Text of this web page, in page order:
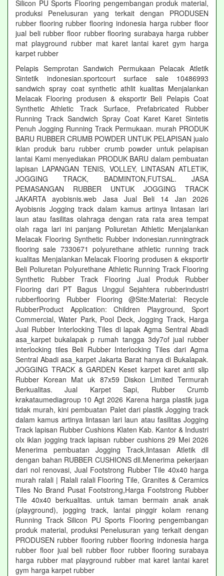
Silicon PU Sports Flooring pengembangan produk material,
produksi Penelusuran yang terkait dengan PRODUSEN
rubber flooring rubber flooring indonesia harga rubber floor
jual beli rubber floor rubber flooring surabaya harga rubber
mat playground rubber mat karet lantai karet gym harga
karpet rubber
Pelapis Semprotan Sandwich Permukaan Pelacak Atletik
Sintetik indonesian.sportcourt surface sale 10486993
sandwich spray coat synthetic athlit kualitas Menjalankan
Melacak Flooring produsen & eksportir Beli Pelapis Coat
Synthetic Athletic Track Surface, Prefabricated Rubber
Running Track Sandwich Spray Coat Karet Karet Sintetis
Penuh Jogging Running Track Permukaan. murah PRODUK
BARU RUBBER CRUMB POWDER UNTUK PELAPISAN jualo
iklan produk baru rubber crumb powder untuk pelapisan
lantai Kami menyediakan PRODUK BARU dalam pembuatan
lapisan LAPANGAN TENIS, VOLLEY, LINTASAN ATLETIK,
JOGGING TRACK, BADMINTON,FUTSAL. JASA
PEMASANGAN RUBBER UNTUK JOGGING TRACK
JAKARTA ayobisnis.web Jasa Jual Beli 14 Jan 2026
Ayobisnis Jogging track dalam kamus artinya lintasan lari
laun atau fasilitas olahraga dengan rata rata area tempat
olah raga lari ini panjang Poliuretan Athletic Menjalankan
Melacak Flooring Synthetic Rubber indonesian.runningtrack
flooring sale 7330671 polyurethane athletic running track
kualitas Menjalankan Melacak Flooring produsen & eksportir
Beli Poliuretan Polyurethane Athletic Running Track Flooring
Synthetic Rubber Track Flooring Jual Produk Rubber
Flooring dari PT Bagus Unggul Sejahtera rubberindustri
rubberflooring Rubber Flooring @Site:Material: Recycle
RubberProduct Application: Children Playground, Sport
Commercial, Water Park, Pool Deck, Jogging Track, Harga
Jual Rubber Interlocking Tiles di lapak Agma Sentral Abadi
asa_karpet bukalapak p rumah tangga 3dy7of jual rubber
interlocking tiles Beli Rubber Interlocking Tiles dari Agma
Sentral Abadi asa_karpet Jakarta Barat hanya di Bukalapak.
JOGGING TRACK & GARDEN Keset karpet karet anti slip
Rubber Korean Mat uk 87x59 Diskon Limited Termurah
Berkualitas. Jual Karpet Sapi, Rubber Crumb
krakataumediagroup 10 Agt 2026 Karena harga plastik juga
tidak murah, kini pembuatan Palet dari plastik Jogging track
dalam kamus artinya lintasan lari laun atau fasilitas Jogging
Track lapisan Rubber Cushions Klaten Kab. Kantor & Industri
olx iklan jogging track lapisan rubber cushions 29 Mei 2026
Menerima pembuatan Jogging Track,lintasan Atletik dll
dengan bahan RUBBER CUSHIONS dll.Menerima pekerjaan
dari nol renovasi, Jual Footstrong Rubber Tile 40x40 harga
murah ralali | Ralali ralali Flooring Tile, Granites & Ceramics
Tiles No Brand Pusat Footstrong,Harga Footstrong Rubber
Tile 40x40 berkualitas. untuk taman bermain anak anak
(playground), jogging track, lantai pinggir kolam renang
Running Track Silicon PU Sports Flooring pengembangan
produk material, produksi Penelusuran yang terkait dengan
PRODUSEN rubber flooring rubber flooring indonesia harga
rubber floor jual beli rubber floor rubber flooring surabaya
harga rubber mat playground rubber mat karet lantai karet
gym harga karpet rubber